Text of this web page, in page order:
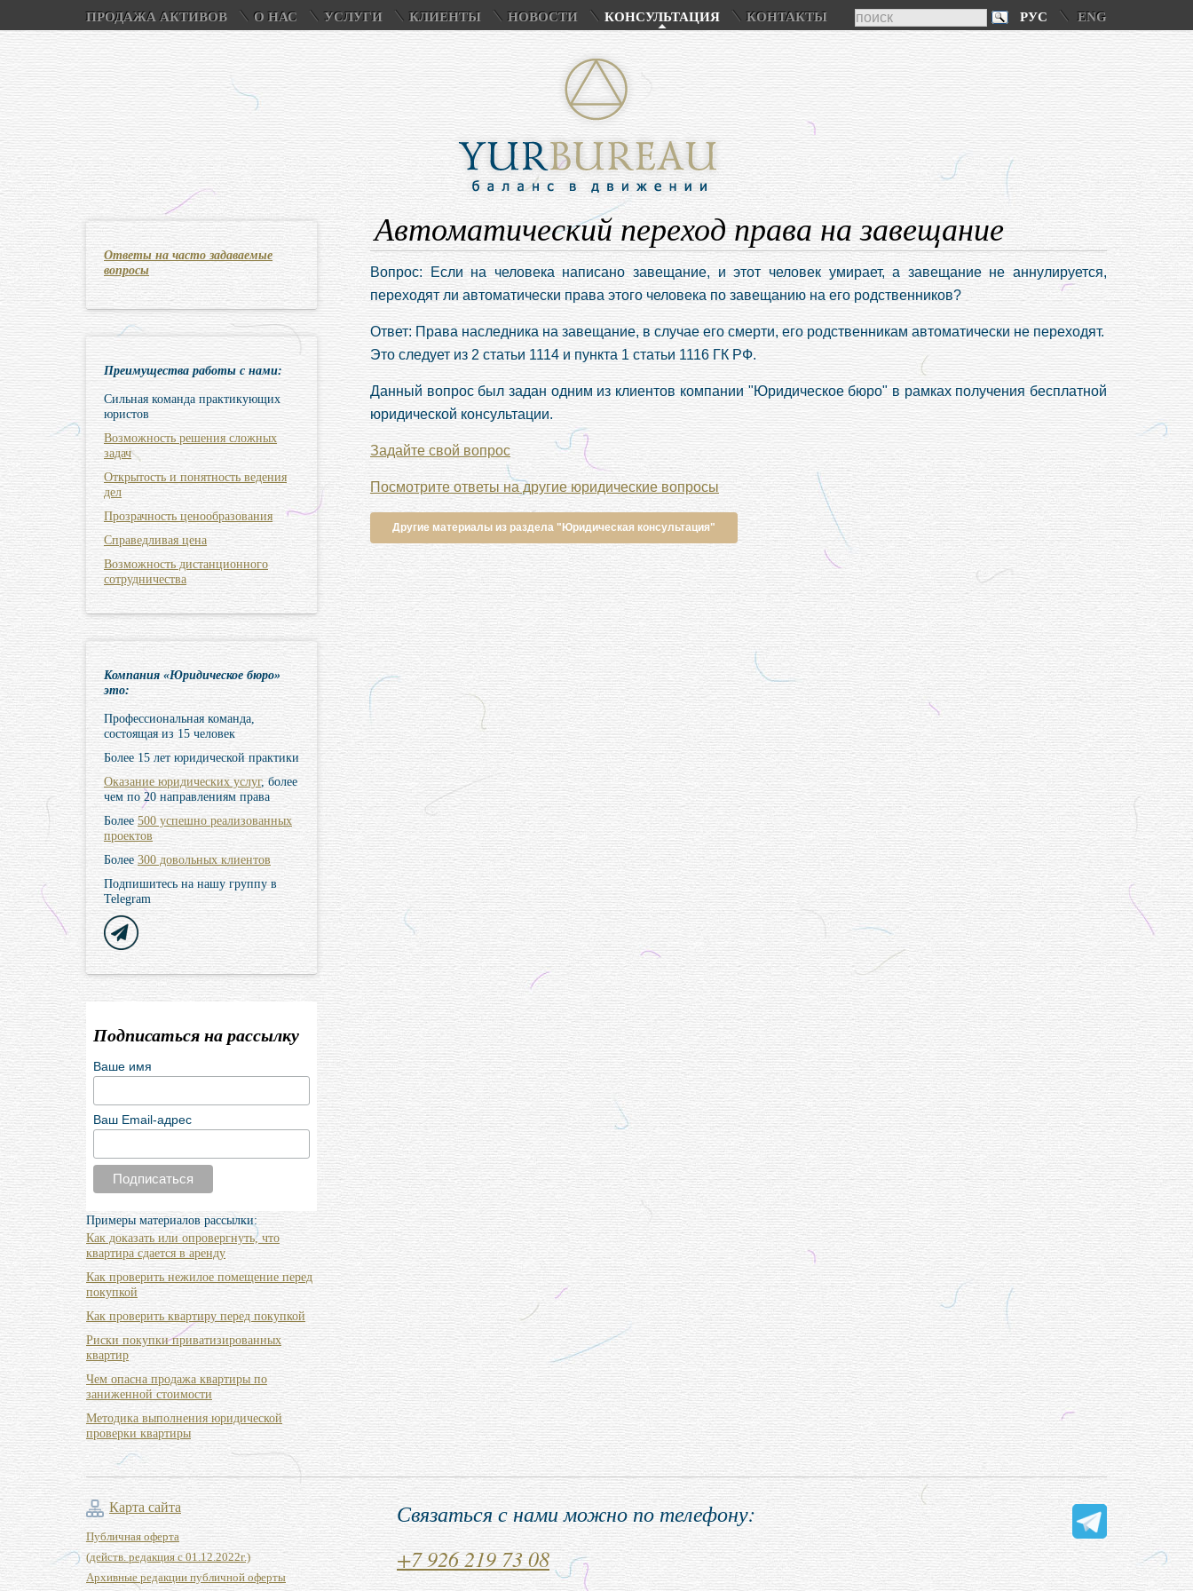
ПРОДАЖА АКТИВОВ О НАС УСЛУГИ КЛИЕНТЫ НОВОСТИ КОНСУЛЬТАЦИЯ КОНТАКТЫ РУС ENG
Ответы на часто задаваемые
вопросы
Преимущества работы с нами:
Сильная команда практикующих
юристов
Возможность решения сложных
задач
Открытость и понятность ведения
дел
Прозрачность ценообразования
Справедливая цена
Возможность дистанционного
сотрудничества
Компания «Юридическое бюро»
это:
Профессиональная команда,
состоящая из 15 человек
Более 15 лет юридической практики
Оказание юридических услуг, более
чем по 20 направлениям права
Более 500 успешно реализованных
проектов
Более 300 довольных клиентов
Подпишитесь на нашу группу в
Telegram
Подписаться на рассылку
Ваше имя
Ваш Email-адрес
Примеры материалов рассылки:
Как доказать или опровергнуть, что
квартира сдается в аренду
Как проверить нежилое помещение перед
покупкой
Как проверить квартиру перед покупкой
Риски покупки приватизированных
квартир
Чем опасна продажа квартиры по
заниженной стоимости
Методика выполнения юридической
проверки квартиры
Автоматический переход права на завещание
Вопрос: Если на человека написано завещание, и этот человек умирает, а завещание не аннулируется,
переходят ли автоматически права этого человека по завещанию на его родственников?
Ответ: Права наследника на завещание, в случае его смерти, его родственникам автоматически не переходят.
Это следует из 2 статьи 1114 и пункта 1 статьи 1116 ГК РФ.
Данный вопрос был задан одним из клиентов компании "Юридическое бюро" в рамках получения бесплатной
юридической консультации.
Задайте свой вопрос
Посмотрите ответы на другие юридические вопросы
Другие материалы из раздела "Юридическая консультация"
Карта сайта
Публичная оферта
(действ. редакция с 01.12.2022г.)
Архивные редакции публичной оферты
Связаться с нами можно по телефону:
+7 926 219 73 08